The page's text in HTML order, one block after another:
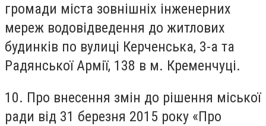
громади міста зовнішніх інженерних
мереж водовідведення до житлових
будинків по вулиці Керченська, 3-а та
Радянської Армії, 138 в м. Кременчуці.
10. Про внесення змін до рішення міської
ради від 31 березня 2015 року «Про